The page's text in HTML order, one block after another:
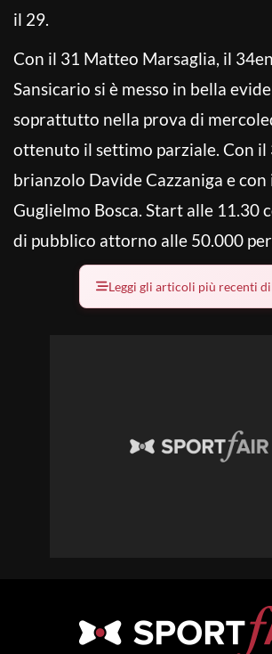
il 29.
Con il 31 Matteo Marsaglia, il
Sansicario si è messo in bella
soprattutto nella prova di
ottenuto il settimo parziale. Con
brianzolo Davide Cazzaniga e
Guglielmo Bosca. Start alle 11.30
di pubblico attorno alle 50.000
Leggi gli articoli più recenti di